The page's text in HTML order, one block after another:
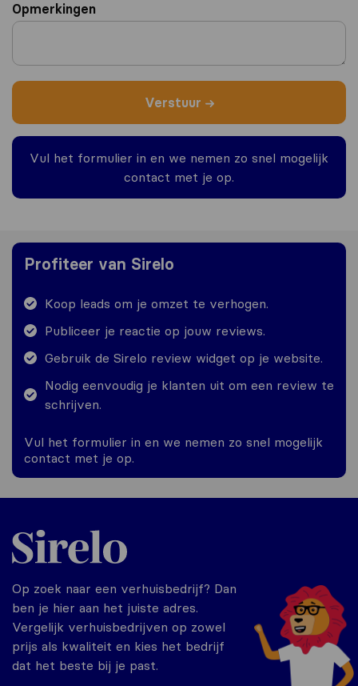
Opmerkingen
Verstuur
Vul het formulier in en we nemen zo snel mogelijk
contact met je op.
Profiteer van Sirelo
Koop leads om je omzet te verhogen.
Publiceer je reactie op jouw reviews.
Gebruik de Sirelo review widget op je website.
Nodig eenvoudig je klanten uit om een review te
schrijven.
Vul het formulier in en we nemen zo snel mogelijk
contact met je op.
Sirelo.nl
Op zoek naar een verhuisbedrijf? Dan
ben je hier aan het juiste adres.
Vergelijk verhuisbedrijven op zowel
prijs als kwaliteit en kies het bedrijf
dat het beste bij je past.